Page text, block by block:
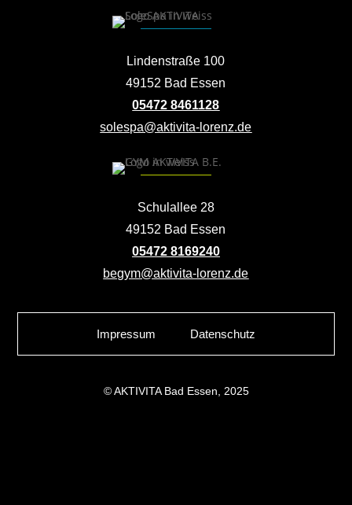
Lindenstraße 100
49152 Bad Essen
05472 8461128
solespa@aktivita-lorenz.de
Schulallee 28
49152 Bad Essen
05472 8169240
begym@aktivita-lorenz.de
Impressum Datenschutz
© AKTIVITA Bad Essen, 2025